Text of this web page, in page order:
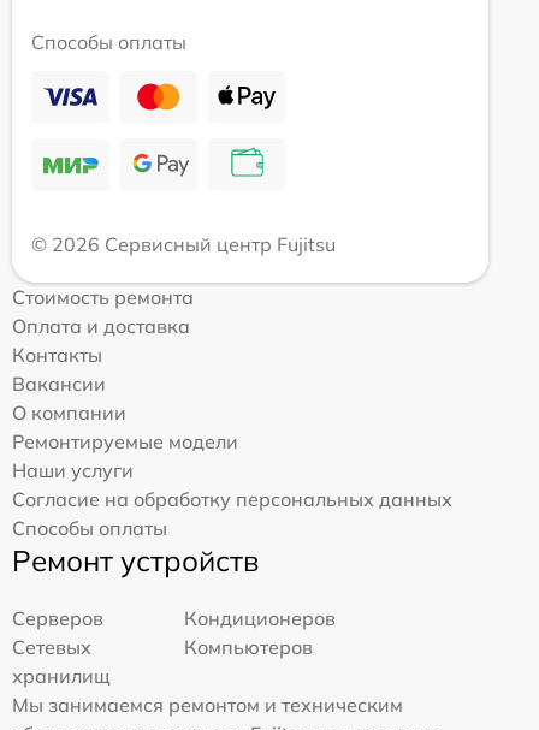
Способы оплаты
© 2026 Сервисный центр Fujitsu
Стоимость ремонта
Оплата и доставка
Контакты
Вакансии
О компании
Ремонтируемые модели
Наши услуги
Согласие на обработку персональных данных
Способы оплаты
Ремонт устройств
Серверов
Кондиционеров
Сетевых
хранилищ
Компьютеров
Мы занимаемся ремонтом и техническим